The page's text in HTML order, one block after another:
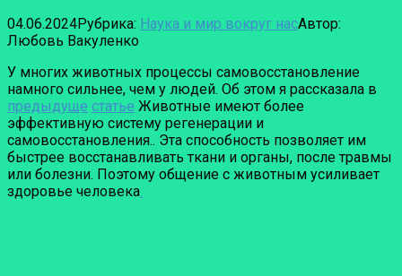
04.06.2024Рубрика: Наука и мир вокруг насАвтор:
Любовь Вакуленко
У многих животных процессы самовосстановление
намного сильнее, чем у людей. Об этом я рассказала в
предыдуще статье Животные имеют более
эффективную систему регенерации и
самовосстановления.. Эта способность позволяет им
быстрее восстанавливать ткани и органы, после травмы
или болезни. Поэтому общение с животным усиливает
здоровье человека.